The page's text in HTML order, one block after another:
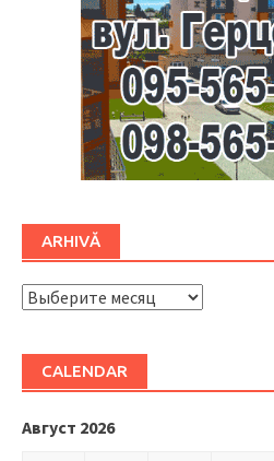
ARHIVĂ
ARHIVĂ
CALENDAR
Август 2026